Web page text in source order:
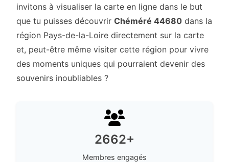
invitons à visualiser la carte en ligne dans le but
que tu puisses découvrir Chéméré 44680 dans la
région Pays-de-la-Loire directement sur la carte
et, peut-être même visiter cette région pour vivre
des moments uniques qui pourraient devenir des
souvenirs inoubliables ?
2662+
Membres engagés